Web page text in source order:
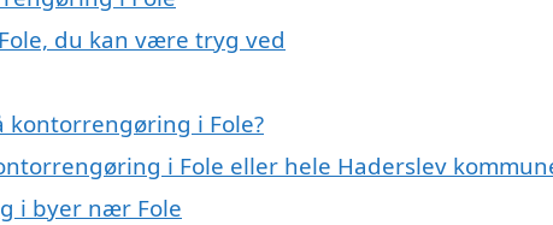
du kan være tryg ved
kontorrengøring i Fole?
i Fole eller hele Haderslev
i byer nær Fole